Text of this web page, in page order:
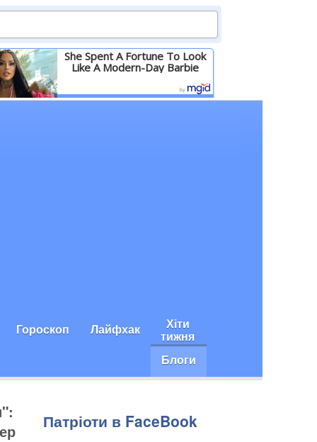
She Spent A Fortune To Look
Like A Modern-Day Barbie
Детальніше
Гороскоп Лайфхак Хіти
тижня
Блоги
Патріоти в FaceBook